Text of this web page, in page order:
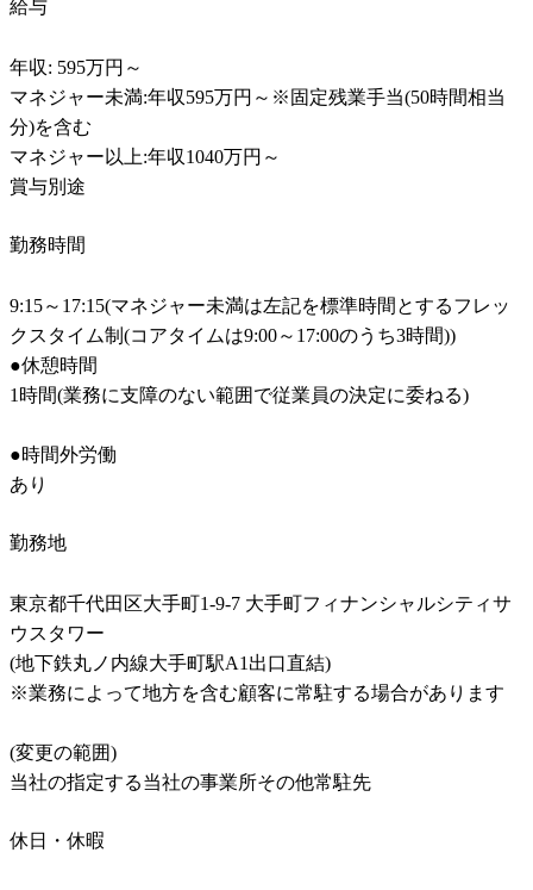
給与
年収: 595万円～
マネジャー未満:年収595万円～※固定残業手当(50時間相当
分)を含む
マネジャー以上:年収1040万円～
賞与別途
勤務時間
9:15～17:15(マネジャー未満は左記を標準時間とするフレッ
クスタイム制(コアタイムは9:00～17:00のうち3時間))
●休憩時間
1時間(業務に支障のない範囲で従業員の決定に委ねる)
●時間外労働
あり
勤務地
東京都千代田区大手町1-9-7 大手町フィナンシャルシティサ
ウスタワー
(地下鉄丸ノ内線大手町駅A1出口直結)
※業務によって地方を含む顧客に常駐する場合があります
(変更の範囲)
当社の指定する当社の事業所その他常駐先
休日・休暇